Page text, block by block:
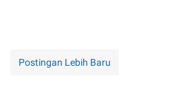
Postingan Lebih Baru